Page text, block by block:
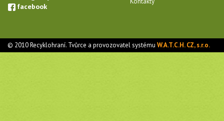
facebook
© 2010 Recyklohraní. Tvůrce a provozovatel systémuW.A.T.C.H. CZ, s.r.o.